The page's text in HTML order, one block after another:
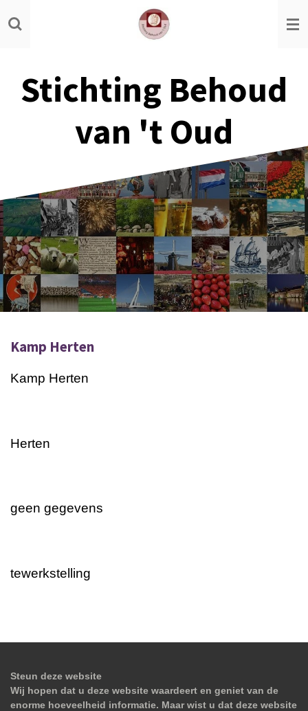
Ga
direct
hoofdinhoud
Stichting Behoud
van 't Oud
Kamp Herten
Kamp Herten
Herten
geen gegevens
tewerkstelling
Steun deze website
Wij hopen dat u deze website waardeert en geniet van de
enorme hoeveelheid informatie. Maar wist u dat deze website